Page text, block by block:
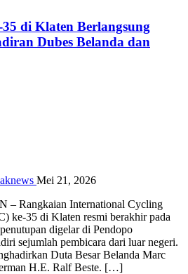
di Klaten Berlangsung
Dubes Belanda dan
Mei 21, 2026
– Rangkaian International Cycling
ke-35 di Klaten resmi berakhir pada
digelar di Pendopo
sejumlah pembicara dari luar negeri.
Duta Besar Belanda Marc
H.E. Ralf Beste. […]